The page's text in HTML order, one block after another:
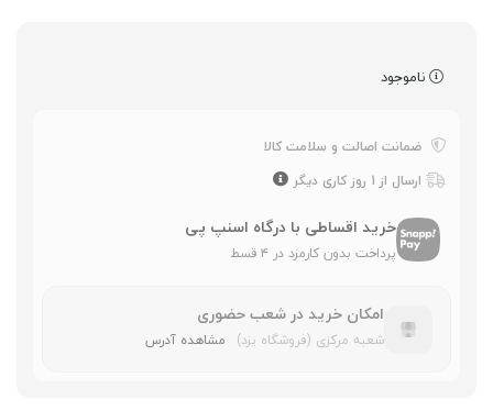
ناموجود
ضمانت اصالت و سلامت کالا
ارسال از 1 روز کاری دیگر
خرید اقساطی با درگاه اسنپ پی
پرداخت بدون کارمزد در ۴ قسط
امکان خرید در شعب حضوری
شعبه مرکزی (فروشگاه یزد) مشاهده آدرس